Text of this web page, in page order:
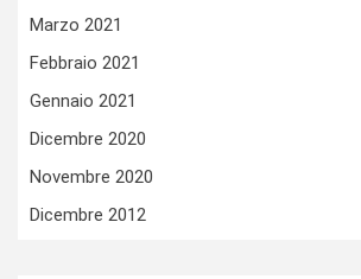
Marzo 2021
Febbraio 2021
Gennaio 2021
Dicembre 2020
Novembre 2020
Dicembre 2012